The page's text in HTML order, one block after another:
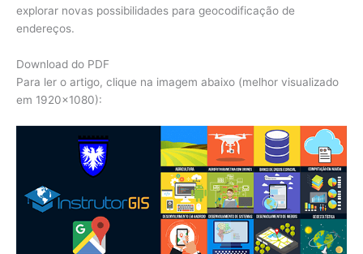
explorar novas possibilidades para geocodificação de
endereços.
Download do PDF
Para ler o artigo, clique na imagem abaixo (melhor visualizado
em 1920×1080):